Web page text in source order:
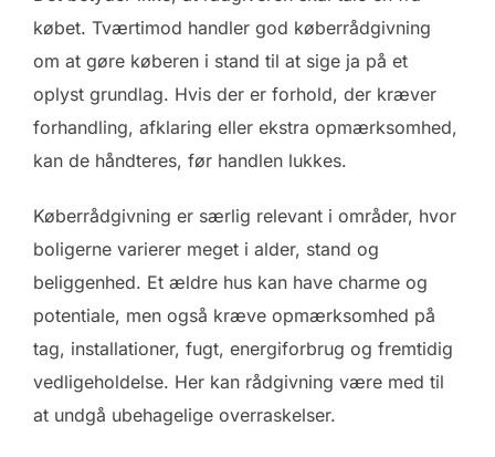
købet. Tværtimod handler god køberrådgivning
om at gøre køberen i stand til at sige ja på et
oplyst grundlag. Hvis der er forhold, der kræver
forhandling, afklaring eller ekstra opmærksomhed,
kan de håndteres, før handlen lukkes.
Køberrådgivning er særlig relevant i områder, hvor
boligerne varierer meget i alder, stand og
beliggenhed. Et ældre hus kan have charme og
potentiale, men også kræve opmærksomhed på
tag, installationer, fugt, energiforbrug og fremtidig
vedligeholdelse. Her kan rådgivning være med til
at undgå ubehagelige overraskelser.